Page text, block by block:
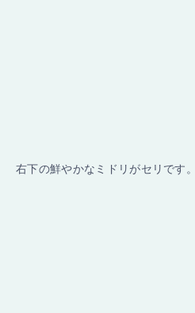
右下の鮮やかなミドリがセリです。